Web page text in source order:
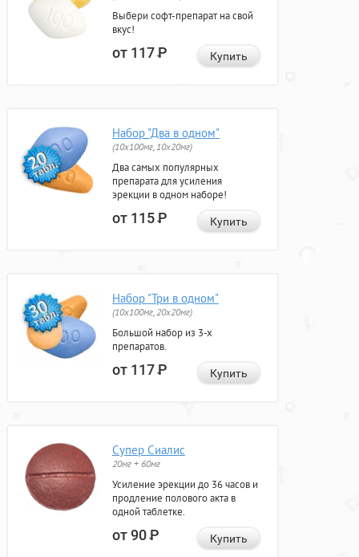
Выбери софт-препарат на свой
вкус!
от 117Р Купить
Набор "Два в одном"
(10x100мг, 10x20мг)
Два самых популярных
препарата для усиления
эрекции в одном наборе!
от 115Р Купить
Набор "Три в одном"
(10x100мг, 20x20мг)
Большой набор из 3-х
препаратов.
от 117Р Купить
Супер Сиалис
20мг + 60мг
Усиление эрекции до 36 часов и
продление полового акта в
одной таблетке.
от 90Р Купить